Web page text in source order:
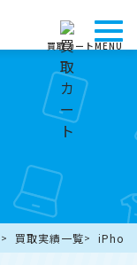
買取カートMENU
買取実績一覧